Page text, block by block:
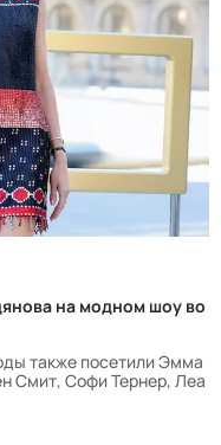
на модном шоу во
также посетили Эмма
Смит, Софи Тернер, Леа